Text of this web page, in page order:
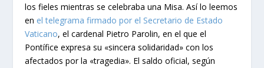
los fieles mientras se celebraba una Misa. Así lo leemos
en el telegrama firmado por el Secretario de Estado
Vaticano, el cardenal Pietro Parolin, en el que el
Pontífice expresa su «sincera solidaridad» con los
afectados por la «tragedia». El saldo oficial, según